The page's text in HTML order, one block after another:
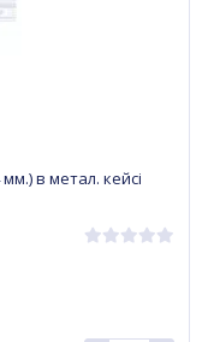
в метал. кейсі